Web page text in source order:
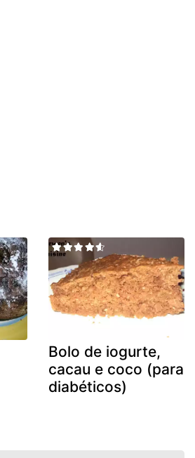
Bolo de iogurte,
cacau e coco (para
diabéticos)